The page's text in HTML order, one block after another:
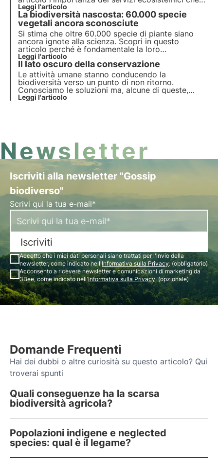
offre, il costo della sua perdita e le strategie
essenziali per la sua conservazione.
Leggi l'articolo
La biodiversità nascosta: 60.000 specie
vegetali ancora sconosciute
Si stima che oltre 60.000 specie di piante siano
ancora ignote alla scienza. Scopri in questo
articolo perché è fondamentale la loro
identificazione e quali azioni possiamo
intraprendere per la loro tutela e conservazione.
Leggi l'articolo
Il lato oscuro della conservazione
Le attività umane stanno conducendo la
biodiversità verso un punto di non ritorno.
Conosciamo le soluzioni ma, alcune di queste,
possono inasprire conflitti e tensioni sociali. E' il
Leggi l'articolo
Newsletter
Iscriviti alla newsletter "Gossip
biodiverso"
Scrivi qui la tua e-mail*
Iscriviti
Accetto che i miei dati personali siano trattati per l'invio della
newsletter, come indicato nell'Informativa sulla Privacy. (obbligatorio)
Acconsento a ricevere newsletter e comunicazioni di marketing da
3Bee, come indicato nell'Informativa sulla Privacy. (opzionale)
Domande Frequenti
Hai dei dubbi o altre curiosità su questo articolo? Qui
troverai spunti
Quali conseguenze ha la scarsa
biodiversità agricola?
Popolazioni indigene e neglected
species: qual è il legame?